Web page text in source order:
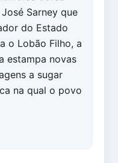
Sarney que
do Estado
o Lobão Filho, a
estampa novas
a sugar
na qual o povo